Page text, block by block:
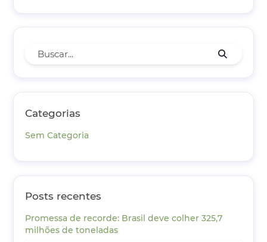
Categorias
Sem Categoria
Posts recentes
Promessa de recorde: Brasil deve colher 325,7
milhões de toneladas